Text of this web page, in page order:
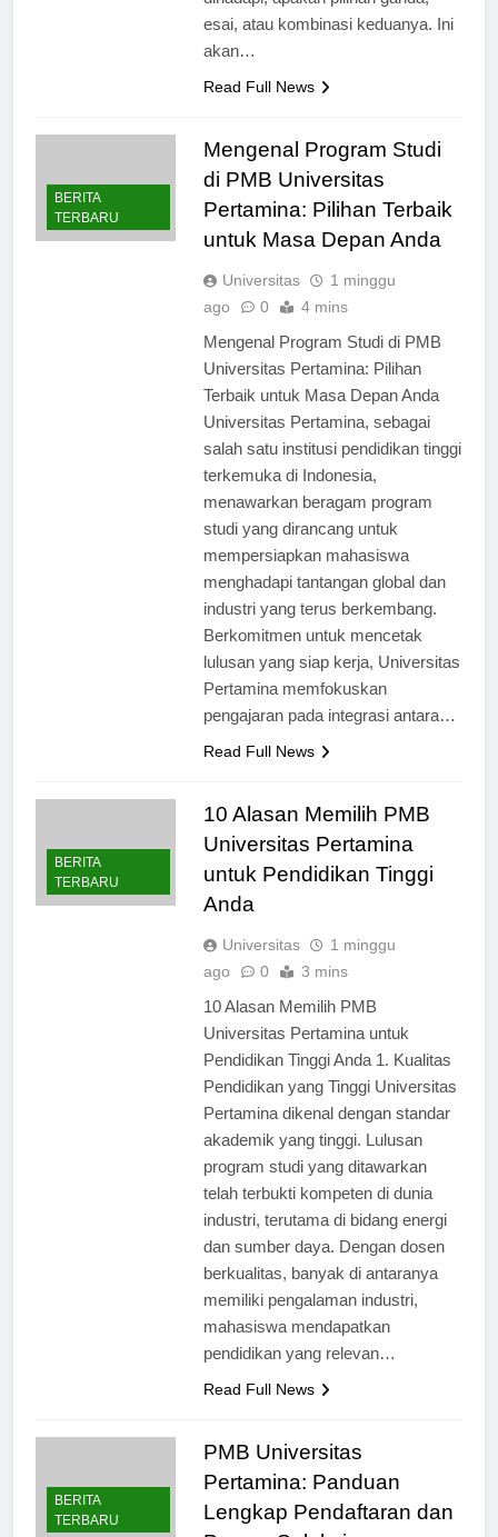
dihadapi, apakah pilihan ganda,
esai, atau kombinasi keduanya. Ini
BERITA
Mengenal Program Studi
di PMB Universitas
Pertamina: Pilihan Terbaik
untuk Masa Depan Anda
Universitas
1 minggu
Mengenal Program Studi di PMB
Universitas Pertamina: Pilihan
Terbaik untuk Masa Depan Anda
Universitas Pertamina, sebagai
salah satu institusi pendidikan tinggi
terkemuka di Indonesia,
menawarkan beragam program
studi yang dirancang untuk
mempersiapkan mahasiswa
menghadapi tantangan global dan
industri yang terus berkembang.
Berkomitmen untuk mencetak
lulusan yang siap kerja, Universitas
Pertamina memfokuskan
BERITA
10 Alasan Memilih PMB
Universitas Pertamina
untuk Pendidikan Tinggi
Universitas
1 minggu
10 Alasan Memilih PMB
Universitas Pertamina untuk
Pendidikan Tinggi Anda 1. Kualitas
Pendidikan yang Tinggi Universitas
Pertamina dikenal dengan standar
akademik yang tinggi. Lulusan
program studi yang ditawarkan
telah terbukti kompeten di dunia
industri, terutama di bidang energi
dan sumber daya. Dengan dosen
berkualitas, banyak di antaranya
memiliki pengalaman industri,
mahasiswa mendapatkan
BERITA
PMB Universitas
Pertamina: Panduan
Lengkap Pendaftaran dan